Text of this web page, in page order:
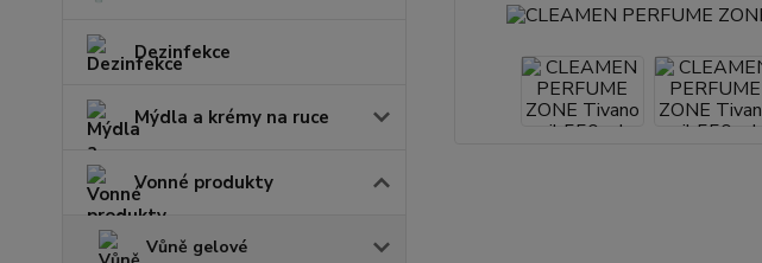
Dezinfekce
Mýdla a krémy na ruce
Vonné produkty
Vůně gelové